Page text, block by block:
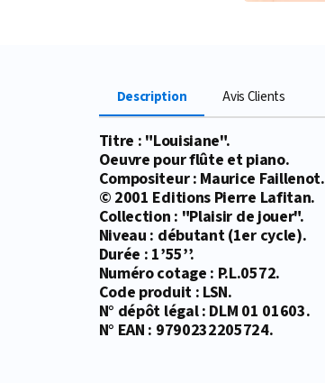
Description Avis Clients
Titre : "Louisiane".
Oeuvre pour flûte et piano.
Compositeur : Maurice Faillenot.
© 2001 Editions Pierre Lafitan.
Collection : "Plaisir de jouer".
Niveau : débutant (1er cycle).
Durée : 1’55’’.
Numéro cotage : P.L.0572.
Code produit : LSN.
N° dépôt légal : DLM 01 01603.
N° EAN : 9790232205724.